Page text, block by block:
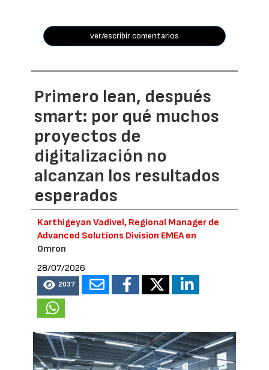
ver/escribir comentarios
Primero lean, después
smart: por qué muchos
proyectos de
digitalización no
alcanzan los resultados
esperados
Karthigeyan Vadivel, Regional Manager de
Advanced Solutions Division EMEA en
Omron
28/07/2026
2037